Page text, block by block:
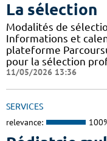
La sélection
Modalités de
Informations et
plateforme
pour la sélection
11/05/2026 13:36
SERVICES
relevance: